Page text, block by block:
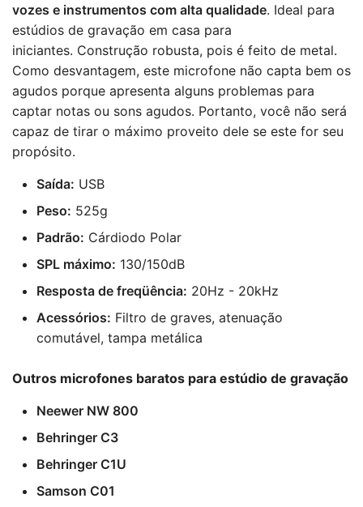
vozes e instrumentos com alta qualidade. Ideal para
estúdios de gravação em casa para
iniciantes. Construção robusta, pois é feito de metal.
Como desvantagem, este microfone não capta bem os
agudos porque apresenta alguns problemas para
captar notas ou sons agudos. Portanto, você não será
capaz de tirar o máximo proveito dele se este for seu
propósito.
Saída: USB
Peso: 525g
Padrão: Cárdiodo Polar
SPL máximo: 130/150dB
Resposta de freqüência: 20Hz - 20kHz
Acessórios: Filtro de graves, atenuação
comutável, tampa metálica
Outros microfones baratos para estúdio de gravação
Neewer NW 800
Behringer C3
Behringer C1U
Samson C01